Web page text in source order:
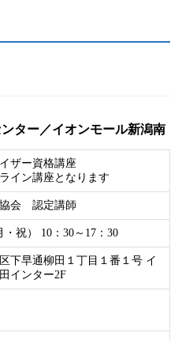
ター／イオンモール新潟南
ザー資格講座
イン講座となります
協会 認定講師
・祝） 10：30～17：30
下早通柳田１丁目１番１号 イ
インター2F